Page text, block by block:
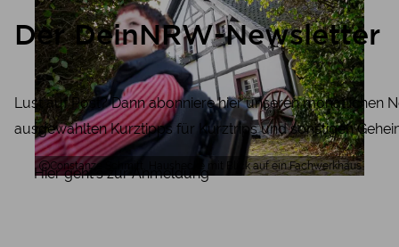
Constanze Schmitt, Haushecke mit Blick auf ein Fachwerkhaus in
Der DeinNRW-Newsletter
Lust auf Post? Dann abonniere hier unseren monatlichen
ausgewählten Kurztipps für Kurztrips und sonstigen
Hier geht's zur Anmeldung